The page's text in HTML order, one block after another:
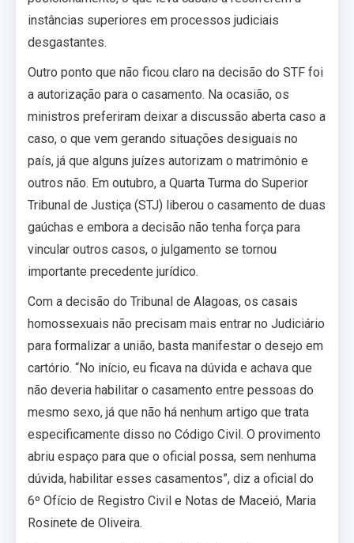
instâncias superiores em processos judiciais
desgastantes.
Outro ponto que não ficou claro na decisão do STF foi
a autorização para o casamento. Na ocasião, os
ministros preferiram deixar a discussão aberta caso a
caso, o que vem gerando situações desiguais no
país, já que alguns juízes autorizam o matrimônio e
outros não. Em outubro, a Quarta Turma do Superior
Tribunal de Justiça (STJ) liberou o casamento de duas
gaúchas e embora a decisão não tenha força para
vincular outros casos, o julgamento se tornou
importante precedente jurídico.
Com a decisão do Tribunal de Alagoas, os casais
homossexuais não precisam mais entrar no Judiciário
para formalizar a união, basta manifestar o desejo em
cartório. “No início, eu ficava na dúvida e achava que
não deveria habilitar o casamento entre pessoas do
mesmo sexo, já que não há nenhum artigo que trata
especificamente disso no Código Civil. O provimento
abriu espaço para que o oficial possa, sem nenhuma
dúvida, habilitar esses casamentos”, diz a oficial do
6º Ofício de Registro Civil e Notas de Maceió, Maria
Rosinete de Oliveira.